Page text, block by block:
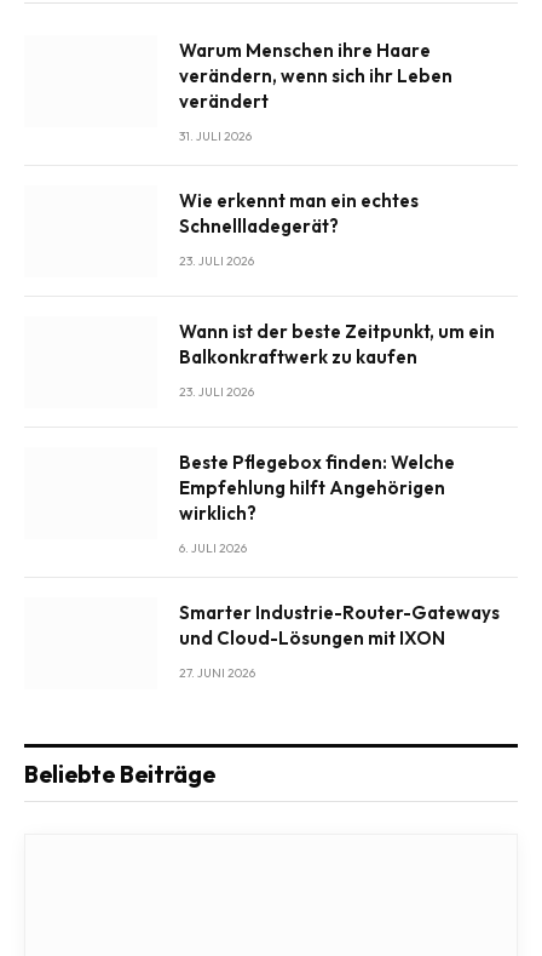
Warum Menschen ihre Haare
verändern, wenn sich ihr Leben
verändert
31. JULI 2026
Wie erkennt man ein echtes
Schnellladegerät?
23. JULI 2026
Wann ist der beste Zeitpunkt, um ein
Balkonkraftwerk zu kaufen
23. JULI 2026
Beste Pflegebox finden: Welche
Empfehlung hilft Angehörigen
wirklich?
6. JULI 2026
Smarter Industrie-Router-Gateways
und Cloud-Lösungen mit IXON
27. JUNI 2026
Beliebte Beiträge